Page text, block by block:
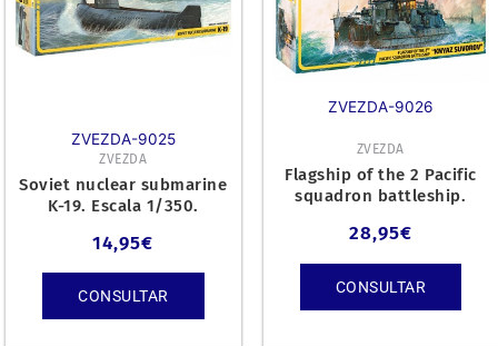
ZVEZDA-9025
ZVEZDA
Soviet nuclear submarine
K-19. Escala 1/350.
14,95€
CONSULTAR
ZVEZDA-9026
ZVEZDA
Flagship of the 2 Pacific
squadron battleship.
28,95€
CONSULTAR